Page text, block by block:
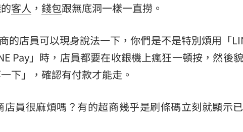
客人 ， 錢包跟無底洞一樣一直撈。
的店員可以現身說法一下，你們是不是特別煩用「
Pay」時，店員都要在收銀機上瘋狂一頓按，然後
下」，確認有付款才能走。
員很麻煩嗎？有的超商幾乎是刷條碼立刻就顯示